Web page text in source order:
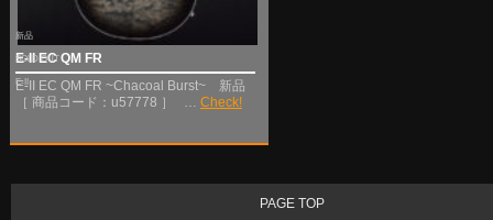
E-II EC QM FR
新品
SOLD OUT
E-II
E-II EC QM FR ~Chacoal Burst~ 新品
［ 商品コード：u57778 ］ … Check!
PAGE TOP